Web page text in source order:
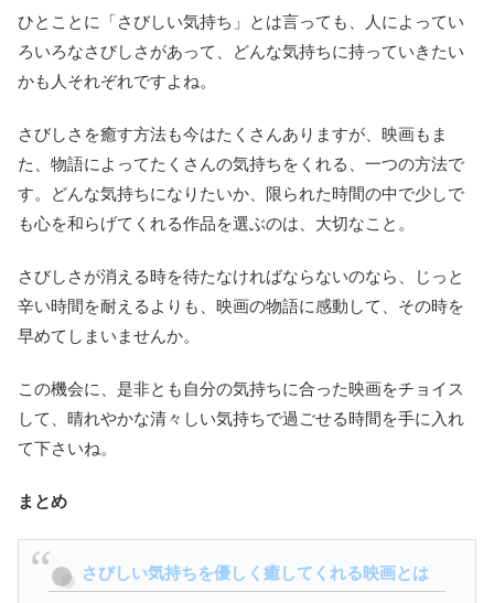
ひとことに「さびしい気持ち」とは言っても、人によってい
ろいろなさびしさがあって、どんな気持ちに持っていきたい
かも人それぞれですよね。
さびしさを癒す方法も今はたくさんありますが、映画もま
た、物語によってたくさんの気持ちをくれる、一つの方法で
す。どんな気持ちになりたいか、限られた時間の中で少しで
も心を和らげてくれる作品を選ぶのは、大切なこと。
さびしさが消える時を待たなければならないのなら、じっと
辛い時間を耐えるよりも、映画の物語に感動して、その時を
早めてしまいませんか。
この機会に、是非とも自分の気持ちに合った映画をチョイス
して、晴れやかな清々しい気持ちで過ごせる時間を手に入れ
て下さいね。
まとめ
さびしい気持ちを優しく癒してくれる映画とは